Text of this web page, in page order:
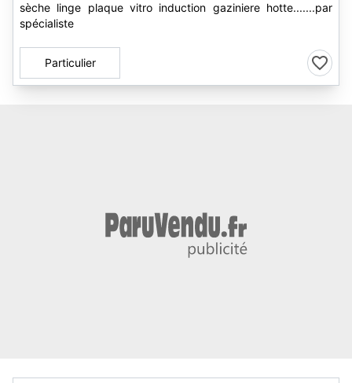
sèche linge plaque vitro induction gaziniere hotte.......par
spécialiste
Particulier